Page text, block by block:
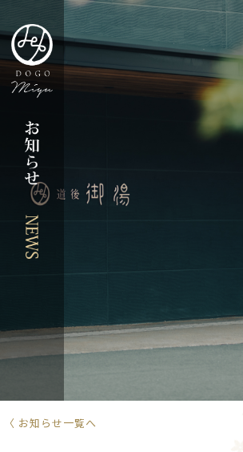
花火大会 -
〈 お知らせ一覧へ